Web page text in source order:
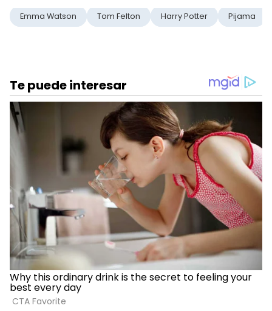
Emma Watson Tom Felton Harry Potter Pijama